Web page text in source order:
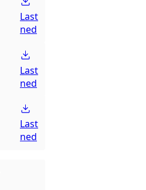
Last
ned
Last
ned
Last
ned